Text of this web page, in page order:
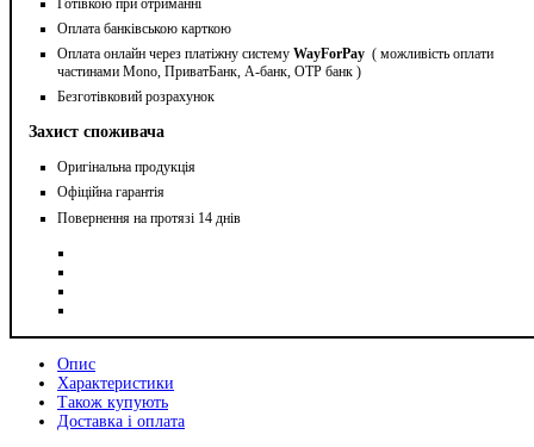
Готівкою при отриманні
Оплата банківською карткою
Оплата онлайн через платіжну системуWayForPay ( можливість оплати
частинами Mono, ПриватБанк, А-банк, OTP банк )
Безготівковий розрахунок
Захист споживача
Оригінальна продукція
Офіційна гарантія
Повернення на протязі 14 днів
Опис
Характеристики
Також купують
Доставка і оплата